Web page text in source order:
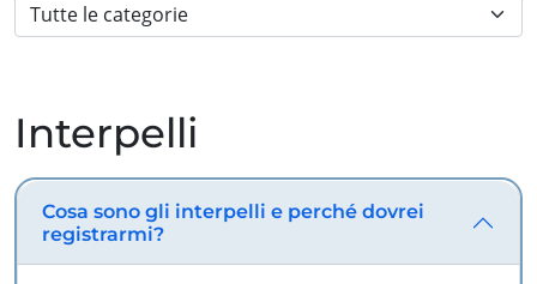
Interpelli
Cosa sono gli interpelli e perché dovrei
registrarmi?